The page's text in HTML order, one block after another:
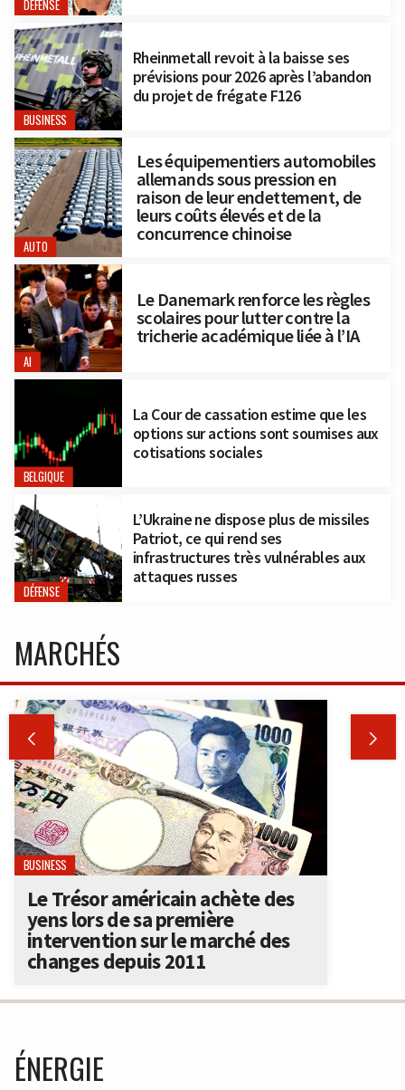
DÉFENSE
BUSINESS
Rheinmetall revoit à la baisse ses
prévisions pour 2026 après l’abandon
du projet de frégate F126
AUTO
Les équipementiers automobiles
allemands sous pression en
raison de leur endettement, de
leurs coûts élevés et de la
concurrence chinoise
AI
Le Danemark renforce les règles
scolaires pour lutter contre la
tricherie académique liée à l’IA
BELGIQUE
La Cour de cassation estime que les
options sur actions sont soumises aux
cotisations sociales
DÉFENSE
L’Ukraine ne dispose plus de missiles
Patriot, ce qui rend ses
infrastructures très vulnérables aux
attaques russes
MARCHÉS
 
BUSINESS
Le Trésor américain achète des
yens lors de sa première
intervention sur le marché des
changes depuis 2011
ÉNERGIE